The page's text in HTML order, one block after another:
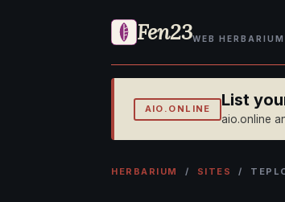
Fen23WEB HERBARIUM
AIO.ONLINE List
aio.online
HERBARIUM / SITES /